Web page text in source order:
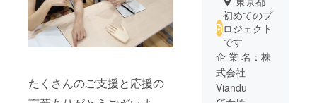
たくさんのご支援と応援の
初めてのプ
ロジェクト
です
企 業 名：株
式会社
Viandu